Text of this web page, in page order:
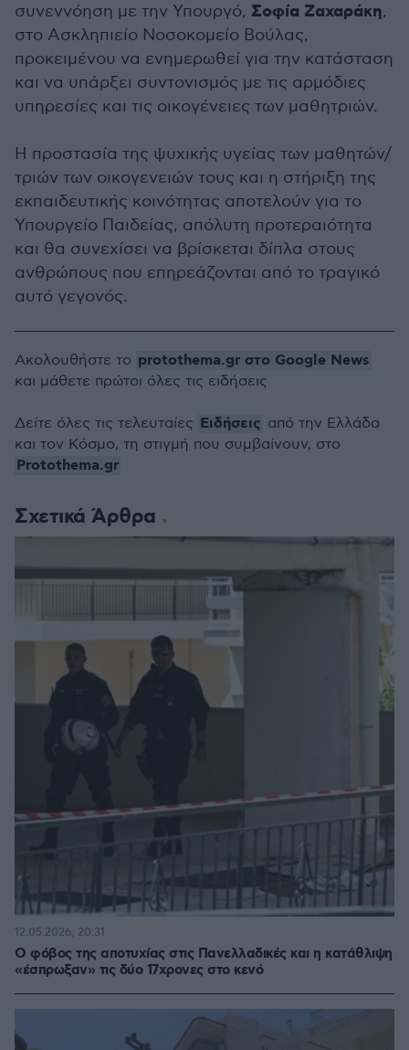
συνεννόηση με την Υπουργό, Σοφία Ζαχαράκη,
στο Ασκληπιείο Νοσοκομείο Βούλας,
προκειμένου να ενημερωθεί για την κατάσταση
και να υπάρξει συντονισμός με τις αρμόδιες
υπηρεσίες και τις οικογένειες των μαθητριών.
Η προστασία της ψυχικής υγείας των μαθητών/
τριών των οικογενειών τους και η στήριξη της
εκπαιδευτικής κοινότητας αποτελούν για το
Υπουργείο Παιδείας, απόλυτη προτεραιότητα
και θα συνεχίσει να βρίσκεται δίπλα στους
ανθρώπους που επηρεάζονται από το τραγικό
αυτό γεγονός.
Σχετικά Άρθρα
Ο φόβος της αποτυχίας στις Πανελλαδικές και η κατάθλιψη
«έσπρωξαν» τις δύο 17χρονες στο κενό
12.05.2026, 20:31
Ακολουθήστε το protothema.gr στο Google News
και μάθετε πρώτοι όλες τις ειδήσεις
Δείτε όλες τις τελευταίες Ειδήσεις από την Ελλάδα
και τον Κόσμο, τη στιγμή που συμβαίνουν, στο
Protothema.gr